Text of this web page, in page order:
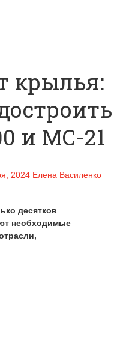
крылья:
и MC-21
2024 Елена Василенко
десятков
необходимые